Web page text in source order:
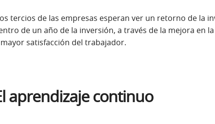
tercios de las empresas esperan ver un retorno de la
de un año de la inversión, a través de la mejora en
satisfacción del trabajador.
aprendizaje continuo